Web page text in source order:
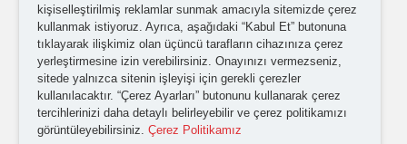
Kişisel verilerimin işlenmesine yönelik
açık rıza metni 'ni okudum,onaylıyorum.
kişiselleştirilmiş reklamlar sunmak amacıyla sitemizde çerez
kullanmak istiyoruz. Ayrıca, aşağıdaki “Kabul Et” butonuna
tıklayarak ilişkimiz olan üçüncü tarafların cihazınıza çerez
yerleştirmesine izin verebilirsiniz. Onayınızı vermezseniz,
sitede yalnızca sitenin işleyişi için gerekli çerezler
kullanılacaktır. “Çerez Ayarları” butonunu kullanarak çerez
tercihlerinizi daha detaylı belirleyebilir ve çerez politikamızı
görüntüleyebilirsiniz. Çerez Politikamız